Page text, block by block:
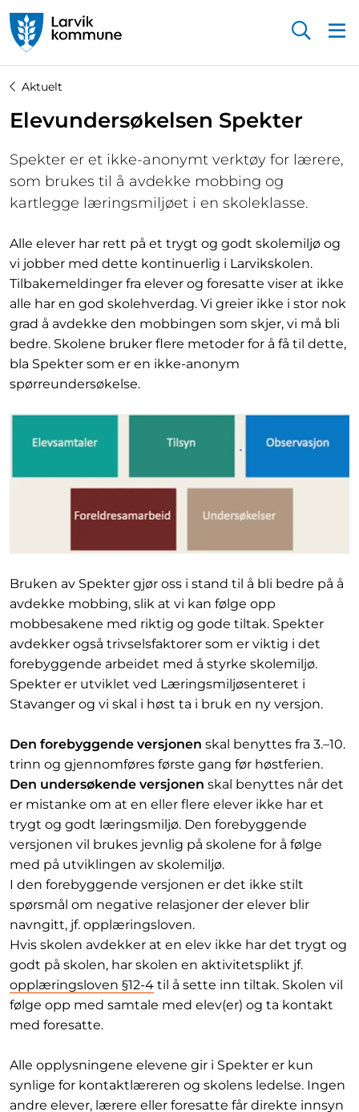
Aktuelt
Elevundersøkelsen Spekter
Spekter er et ikke-anonymt verktøy for lærere,
som brukes til å avdekke mobbing og
kartlegge læringsmiljøet i en skoleklasse.
Alle elever har rett på et trygt og godt skolemiljø og
vi jobber med dette kontinuerlig i Larvikskolen.
Tilbakemeldinger fra elever og foresatte viser at ikke
alle har en god skolehverdag. Vi greier ikke i stor nok
grad å avdekke den mobbingen som skjer, vi må bli
bedre. Skolene bruker flere metoder for å få til dette,
bla Spekter som er en ikke-anonym
spørreundersøkelse.
Bruken av Spekter gjør oss i stand til å bli bedre på å
avdekke mobbing, slik at vi kan følge opp
mobbesakene med riktig og gode tiltak. Spekter
avdekker også trivselsfaktorer som er viktig i det
forebyggende arbeidet med å styrke skolemiljø.
Spekter er utviklet ved Læringsmiljøsenteret i
Stavanger og vi skal i høst ta i bruk en ny versjon.
Den forebyggende versjonen skal benyttes fra 3.–10.
trinn og gjennomføres første gang før høstferien.
Den undersøkende versjonen skal benyttes når det
er mistanke om at en eller flere elever ikke har et
trygt og godt læringsmiljø. Den forebyggende
versjonen vil brukes jevnlig på skolene for å følge
med på utviklingen av skolemiljø.
I den forebyggende versjonen er det ikke stilt
spørsmål om negative relasjoner der elever blir
navngitt, jf. opplæringsloven.
Hvis skolen avdekker at en elev ikke har det trygt og
godt på skolen, har skolen en aktivitetsplikt jf.
opplæringsloven §12-4 til å sette inn tiltak. Skolen vil
følge opp med samtale med elev(er) og ta kontakt
med foresatte.
Alle opplysningene elevene gir i Spekter er kun
synlige for kontaktlæreren og skolens ledelse. Ingen
andre elever, lærere eller foresatte får direkte innsyn